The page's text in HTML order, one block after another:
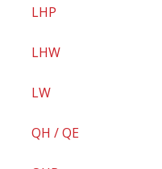
LHP
LHW
LW
QH / QE